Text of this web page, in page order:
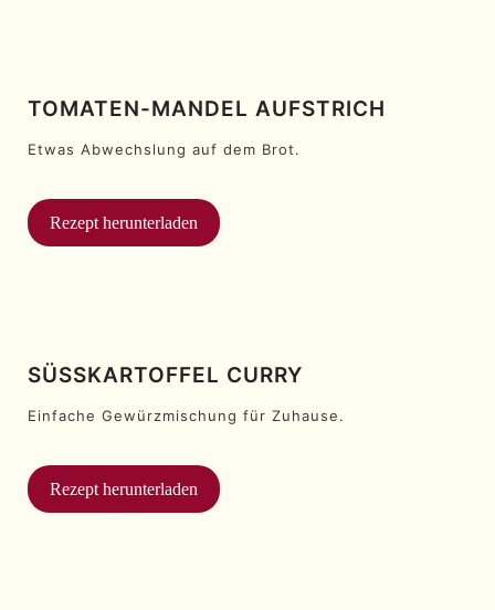
TOMATEN-MANDEL AUFSTRICH
Etwas Abwechslung auf dem Brot.
Rezept herunterladen
SÜSSKARTOFFEL CURRY
Einfache Gewürzmischung für Zuhause.
Rezept herunterladen